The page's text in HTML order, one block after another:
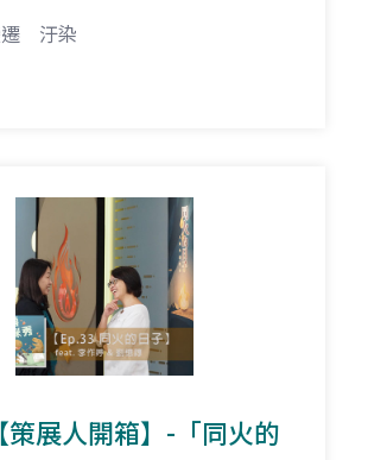
汙染
策展人開箱】-「同火的